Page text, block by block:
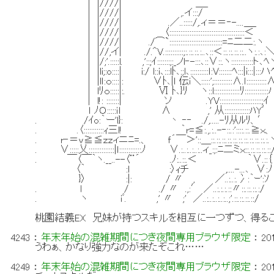
| |////| ＿_
| |////| ,.イ:::/
| |////| .／..:::::/,.ィ＝＝‐-....＿_
| |////| 〈:::::::::::::::::::::::::::::::::::::::::＜
| |////| ./⌒`:::::::::::::::::::::::::::::=ﾆ二二:.ヽ
| |//,イ| ./.^V.::::::::::;:.::.::.:..､::＜::.::.::.::..ヽ:.:､:
| |/;'.:::::l. ,'::;ｲ:::::::;:_ノl‐-:::､::∨::.ヽ::::::::::::ト､ﾍ
| |li;:o::::| i:/ l::i､:::lﾄ､:;l､::::::::::ｌ:V:::::::ﾍ:::|i:::|:::ハ
| |lｌ:ｏ::::|: ∨ﾄ､|ｌ 伝ｉ＼:::::';::::::::::∧.ｌ
| lﾘｏ:::::|:. Ⅵ ﾄ､}ﾘ ヽ::l::::::::::::::ﾘ:::::::::::::
| l!: :::::::| ソ .YV:::::::::::::::::::::::;ｲ
ｌ ﾉＯ:::::ｉｌ ∧ ,' 从::::::::::::::ﾊY′
. /ｲo:｀ー'l}: 丶 ‐‐ ./,.....-ﾘ从ﾙﾘ、′
. .〈:::::::::::ｨ三l! ｀r=≦:.,.:..-‐::.:'::::.::.≧ｘ、
. r‐＝ｖ≧≦ｚｚィニﾆ=.、 ｆ´￣＞'::＿
. ∨:::::乂::::::::::::::|ｌ::::::::::::ﾉ ∨.:..:..:..:..ィ_:;:ﾆ二ミｘ
. ￣〈￣｀ヽ.__..--〈¨´ .ﾉ:..::.＜ ｀∨.::｛
〈｀ :l :〉ｨチ ,....-...､ ∨:ﾉ
}〉 :|: / 〃 , ／..:..:.冫:｀ｰ':ｿ イベント
. l / ./ 〃 .,:′ ／..:.:.:.::〃::.::.::.:/
. ヽ iﾞ. ,' 〃 ;' ／..:..:..:..:..;'.::.::.::.::/ 兄妹全
桃園結義EX 兄妹が持つスキルを相互に一つずつ、得るこ
4243 ：年末年始の混雑期間につき夜間専用ブラウザ限定 ：
うわぁ、かなり強力なのが来たぞこれ……
4249 ：年末年始の混雑期間につき夜間専用ブラウザ限定 ：